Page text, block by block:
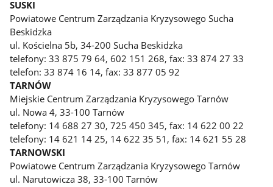
SUSKI
Powiatowe Centrum Zarządzania Kryzysowego Sucha
Beskidzka
ul. Kościelna 5b, 34-200 Sucha Beskidzka
telefony: 33 875 79 64, 602 151 268, fax: 33 874 27 33
telefon: 33 874 16 14, fax: 33 877 05 92
TARNÓW
Miejskie Centrum Zarządzania Kryzysowego Tarnów
ul. Nowa 4, 33-100 Tarnów
telefony: 14 688 27 30, 725 450 345, fax: 14 622 00 22
telefony: 14 621 14 25, 14 622 35 51, fax: 14 621 55 28
TARNOWSKI
Powiatowe Centrum Zarządzania Kryzysowego Tarnów
ul. Narutowicza 38, 33-100 Tarnów